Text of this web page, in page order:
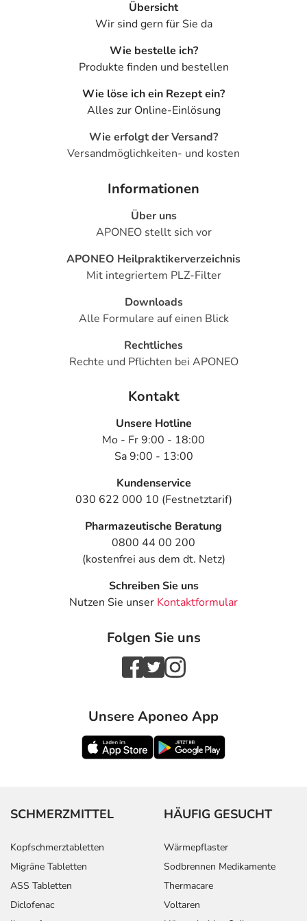
Übersicht
Wir sind gern für Sie da
Wie bestelle ich?
Produkte finden und bestellen
Wie löse ich ein Rezept ein?
Alles zur Online-Einlösung
Wie erfolgt der Versand?
Versandmöglichkeiten- und kosten
Informationen
Über uns
APONEO stellt sich vor
APONEO Heilpraktikerverzeichnis
Mit integriertem PLZ-Filter
Downloads
Alle Formulare auf einen Blick
Rechtliches
Rechte und Pflichten bei APONEO
Kontakt
Unsere Hotline
Mo - Fr 9:00 - 18:00
Sa 9:00 - 13:00
Kundenservice
030 622 000 10 (Festnetztarif)
Pharmazeutische Beratung
0800 44 00 200
(kostenfrei aus dem dt. Netz)
Schreiben Sie uns
Nutzen Sie unser Kontaktformular
Folgen Sie uns
Unsere Aponeo App
SCHMERZMITTEL
Kopfschmerztabletten
Migräne Tabletten
ASS Tabletten
Diclofenac
HÄUFIG GESUCHT
Wärmepflaster
Sodbrennen Medikamente
Thermacare
Voltaren